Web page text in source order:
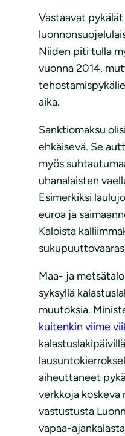
Vastaavat
Niiden piti tulla
vuonna 2014,
aika.
Sanktiomaksu
ehkäisevä. Se
myös
uhanalaisten
Esimerkiksi
euroa ja
Kaloista
Maa- ja
syksyllä
muutoksia.
kuitenkin viime
aiheuttaneet
verkkoja koskeva
vastustusta
vapaa-